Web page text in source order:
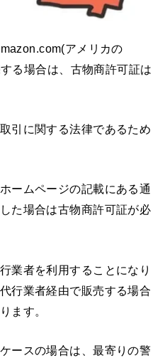
アメリカの
る場合は、古物商許可証は
引に関する法律であるため
ームページの記載にある通
た場合は古物商許可証が必
業者を利用することになり
行業者経由で販売する場合
ます。
ースの場合は、最寄りの警